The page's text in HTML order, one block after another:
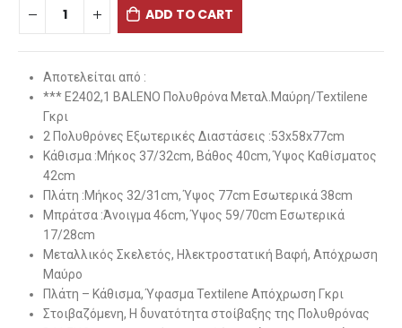
ADD TO CART
Αποτελείται από :
*** Ε2402,1 BALENO Πολυθρόνα Μεταλ.Μαύρη/Textilene
Γκρι
2 Πολυθρόνες Εξωτερικές Διαστάσεις :53x58x77cm
Κάθισμα :Μήκος 37/32cm, Βάθος 40cm, Ύψος Καθίσματος
42cm
Πλάτη :Μήκος 32/31cm, Ύψος 77cm Εσωτερικά 38cm
Μπράτσα :Άνοιγμα 46cm, Ύψος 59/70cm Εσωτερικά
17/28cm
Μεταλλικός Σκελετός, Ηλεκτροστατική Βαφή, Απόχρωση
Μαύρο
Πλάτη – Κάθισμα, Ύφασμα Textilene Απόχρωση Γκρι
Στοιβαζόμενη, Η δυνατότητα στοίβαξης της Πολυθρόνας